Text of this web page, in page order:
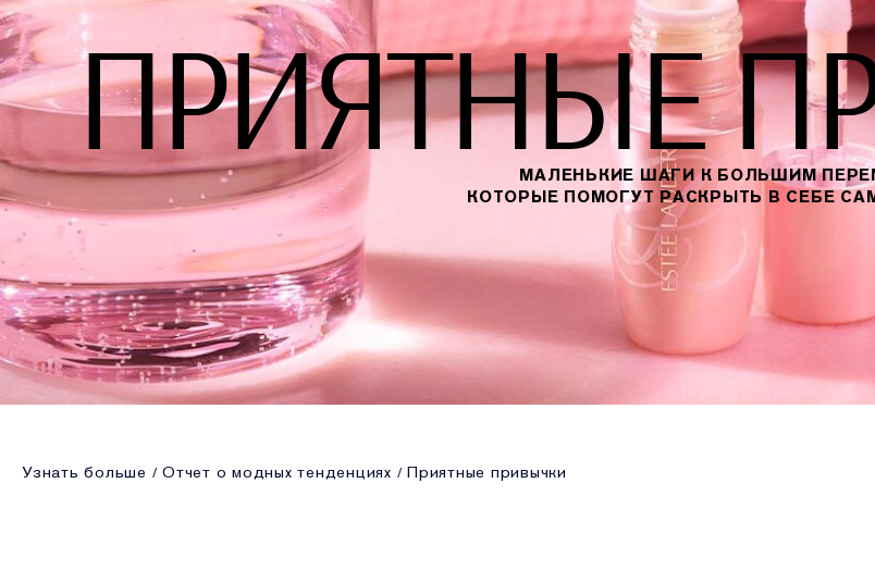
ПРИЯТНЫЕ
МАЛЕНЬКИЕ ШАГИ К БОЛЬШИМ
КОТОРЫЕ ПОМОГУТ РАСКРЫТЬ В СЕБЕ
Узнать больше Отчет о модных тенденциях Приятные привычки